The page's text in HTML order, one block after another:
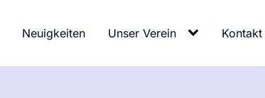
Neuigkeiten Unser Verein Kontakt